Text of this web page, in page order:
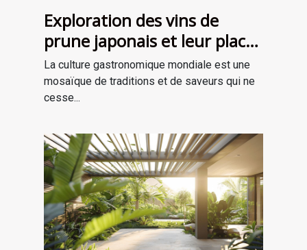
Exploration des vins de
prune japonais et leur place
dans la gastronomie
moderne
La culture gastronomique mondiale est une
mosaïque de traditions et de saveurs qui ne
cesse...